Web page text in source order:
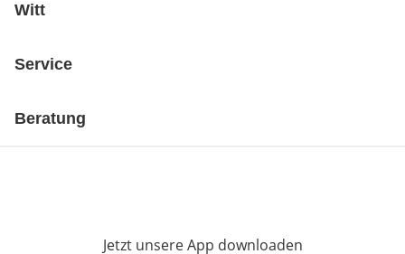
Witt
Service
Beratung
Jetzt unsere App downloaden